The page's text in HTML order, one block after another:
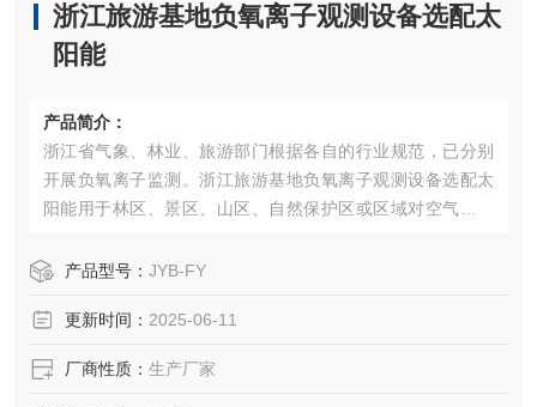
浙江旅游基地负氧离子观测设备选配太
阳能
产品简介：
浙江省气象、林业、旅游部门根据各自的行业规范，已分别
开展负氧离子监测。浙江旅游基地负氧离子观测设备选配太
阳能用于林区、景区、山区、自然保护区或区域对空气中负
产品型号： JYB-FY
更新时间： 2025-06-11
厂商性质： 生产厂家